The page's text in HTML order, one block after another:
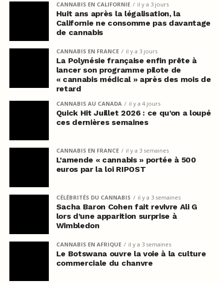
CANNABIS EN CALIFORNIE il y a 3 jours
Huit ans après la légalisation, la
Californie ne consomme pas davantage
de cannabis
CANNABIS EN FRANCE il y a 3 jours
La Polynésie française enfin prête à
lancer son programme pilote de
« cannabis médical » après des mois de
retard
CANNABIS AU CANADA il y a 4 jours
Quick Hit Juillet 2026 : ce qu’on a loupé
ces dernières semaines
CANNABIS EN FRANCE il y a 3 semaines
L’amende « cannabis » portée à 500
euros par la loi RIPOST
CÉLÉBRITÉS DU CANNABIS il y a 3 semaines
Sacha Baron Cohen fait revivre Ali G
lors d’une apparition surprise à
Wimbledon
CANNABIS EN AFRIQUE il y a 3 semaines
Le Botswana ouvre la voie à la culture
commerciale du chanvre